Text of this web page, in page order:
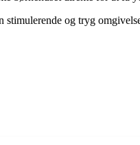
og tryg